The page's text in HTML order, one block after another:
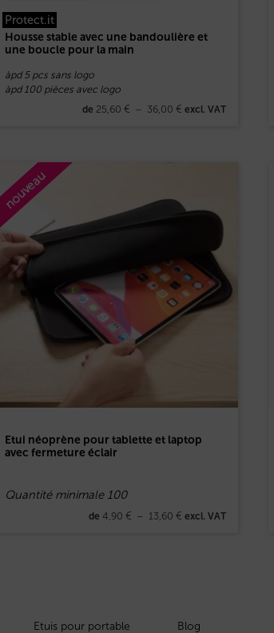
Protect.it
Housse stable avec une bandoulière et
une boucle pour la main
àpd 5 pcs sans logo
àpd 100 pièces avec logo
de 25,60 € – 36,00 € excl. VAT
nouveau
Etui néoprène pour tablette et laptop
avec fermeture éclair
Quantité minimale 100
de 4,90 € – 13,60 € excl. VAT
Etuis pour portable Blog